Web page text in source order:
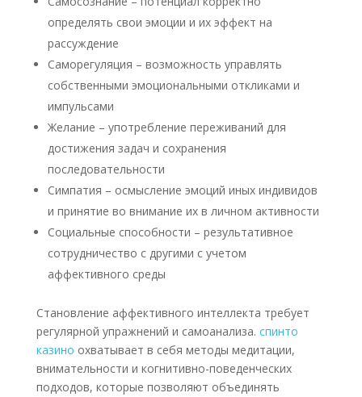
определять свои эмоции и их эффект на
рассуждение
Саморегуляция – возможность управлять
собственными эмоциональными откликами и
импульсами
Желание – употребление переживаний для
достижения задач и сохранения
последовательности
Симпатия – осмысление эмоций иных индивидов
и принятие во внимание их в личном активности
Социальные способности – результативное
сотрудничество с другими с учетом
аффективного среды
Становление аффективного интеллекта требует
регулярной упражнений и самоанализа. спинто
казино охватывает в себя методы медитации,
внимательности и когнитивно-поведенческих
подходов, которые позволяют объединять